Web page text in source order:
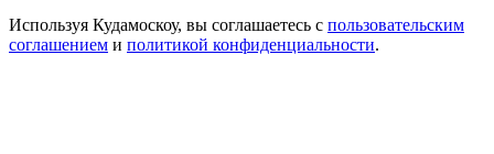
Используя Кудамоскоу, вы соглашаетесь с пользовательским
соглашением и политикой конфиденциальности.